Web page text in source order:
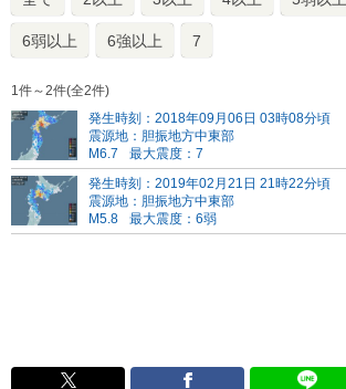
6弱以上 6強以上 7
1件～2件(全2件)
発生時刻：2018年09月06日 03時08分頃
震源地：胆振地方中東部
M6.7
最大震度：7
発生時刻：2019年02月21日 21時22分頃
震源地：胆振地方中東部
M5.8
最大震度：6弱